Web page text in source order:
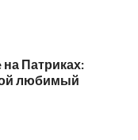
на Патриках:
любимый